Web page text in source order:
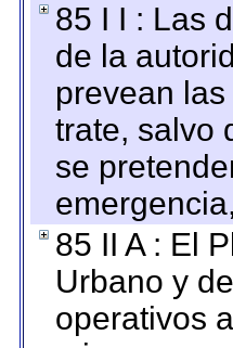
85 I I : Las
de la
prevean
trate, salvo
se
85 II A : El
Urbano y
operativos